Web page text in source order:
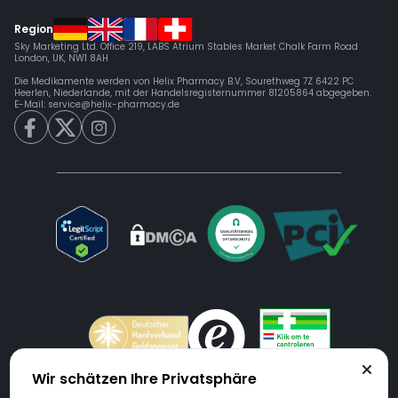
Region
Sky Marketing Ltd. Office 219, LABS Atrium Stables Market Chalk Farm Road
London, UK, NW1 8AH
Die Medikamente werden von Helix Pharmacy B.V, Sourethweg 7Z 6422 PC
Heerlen, Niederlande, mit der Handelsregisternummer 81205864 abgegeben.
E-Mail: service@helix-pharmacy.de
Wir schätzen Ihre Privatsphäre